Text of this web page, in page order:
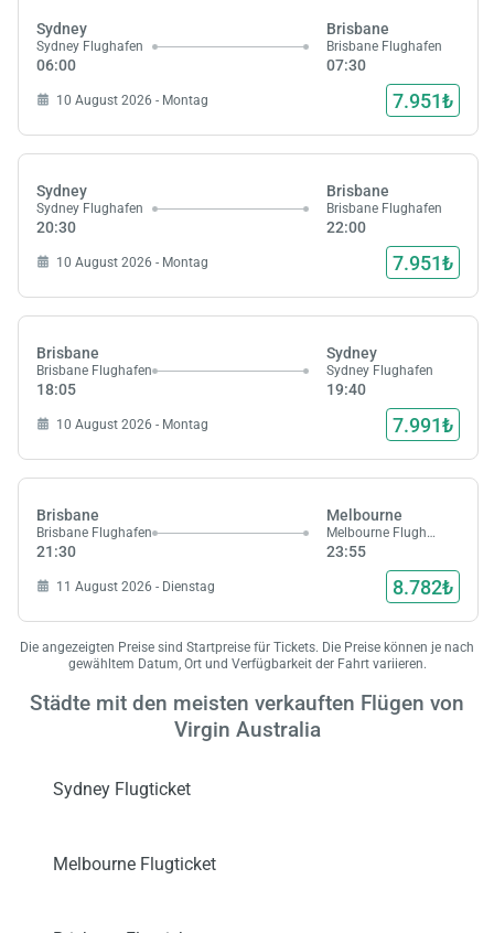
Sydney
Sydney Flughafen
06:00
Brisbane
Brisbane Flughafen
07:30
10 August 2026 - Montag 7.951₺
Sydney
Sydney Flughafen
20:30
Brisbane
Brisbane Flughafen
22:00
10 August 2026 - Montag 7.951₺
Brisbane
Brisbane Flughafen
18:05
Sydney
Sydney Flughafen
19:40
10 August 2026 - Montag 7.991₺
Brisbane
Brisbane Flughafen
21:30
Melbourne
Melbourne Flughafen
23:55
11 August 2026 - Dienstag 8.782₺
Die angezeigten Preise sind Startpreise für Tickets. Die Preise können je nach
gewähltem Datum, Ort und Verfügbarkeit der Fahrt variieren.
Städte mit den meisten verkauften Flügen von
Virgin Australia
Sydney Flugticket
Melbourne Flugticket